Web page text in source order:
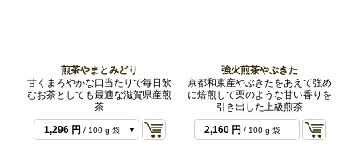
煎茶やまとみどり
甘くまろやかな口当たりで毎日飲
むお茶としても最適な滋賀県産煎
茶
1,296 円 / 100 g 袋
強火煎茶やぶきた
京都和束産やぶきたをあえて強め
に焙煎して栗のような甘い香りを
引き出した上級煎茶
2,160 円 / 100 g 袋